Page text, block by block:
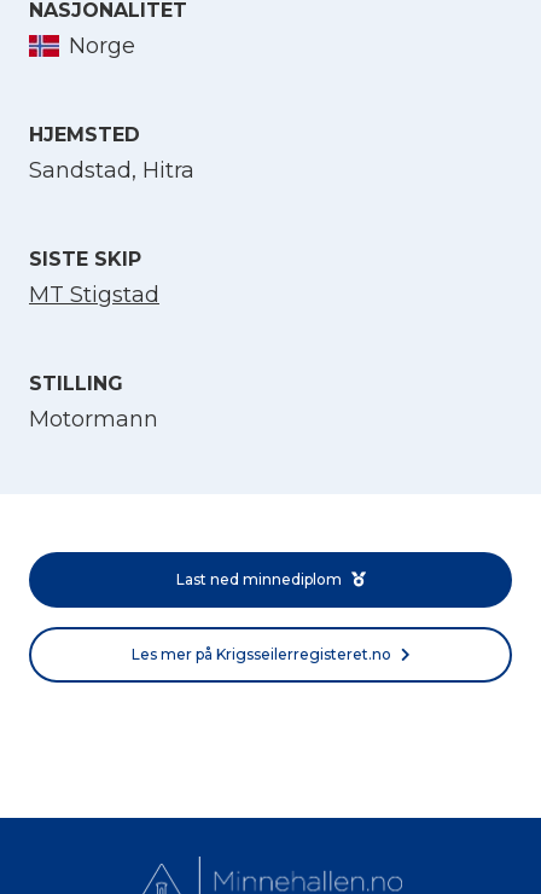
NASJONALITET
Norge
HJEMSTED
Sandstad, Hitra
SISTE SKIP
MT Stigstad
STILLING
Motormann
Last ned minnediplom
Les mer på Krigsseilerregisteret.no
Norsk bokmål